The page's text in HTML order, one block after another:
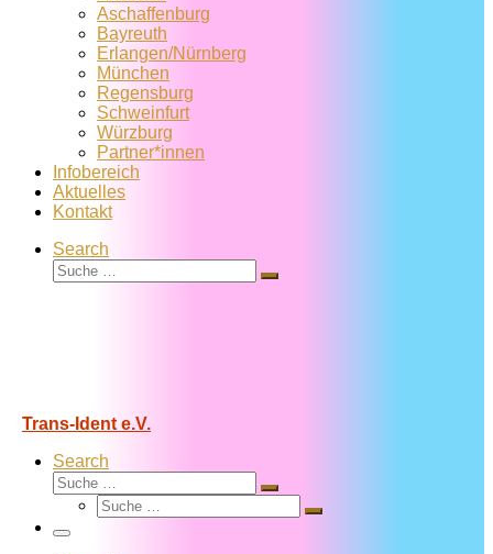
Aschaffenburg
Bayreuth
Erlangen/Nürnberg
München
Regensburg
Schweinfurt
Würzburg
Partner*innen
Infobereich
Aktuelles
Kontakt
Search
Suche
Suche
Trans-Ident e.V.
Search
Suche
Suche
Suche
Suche
Menü